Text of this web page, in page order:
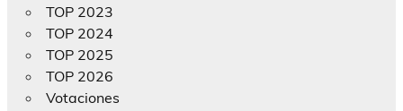
TOP 2023
TOP 2024
TOP 2025
TOP 2026
Votaciones